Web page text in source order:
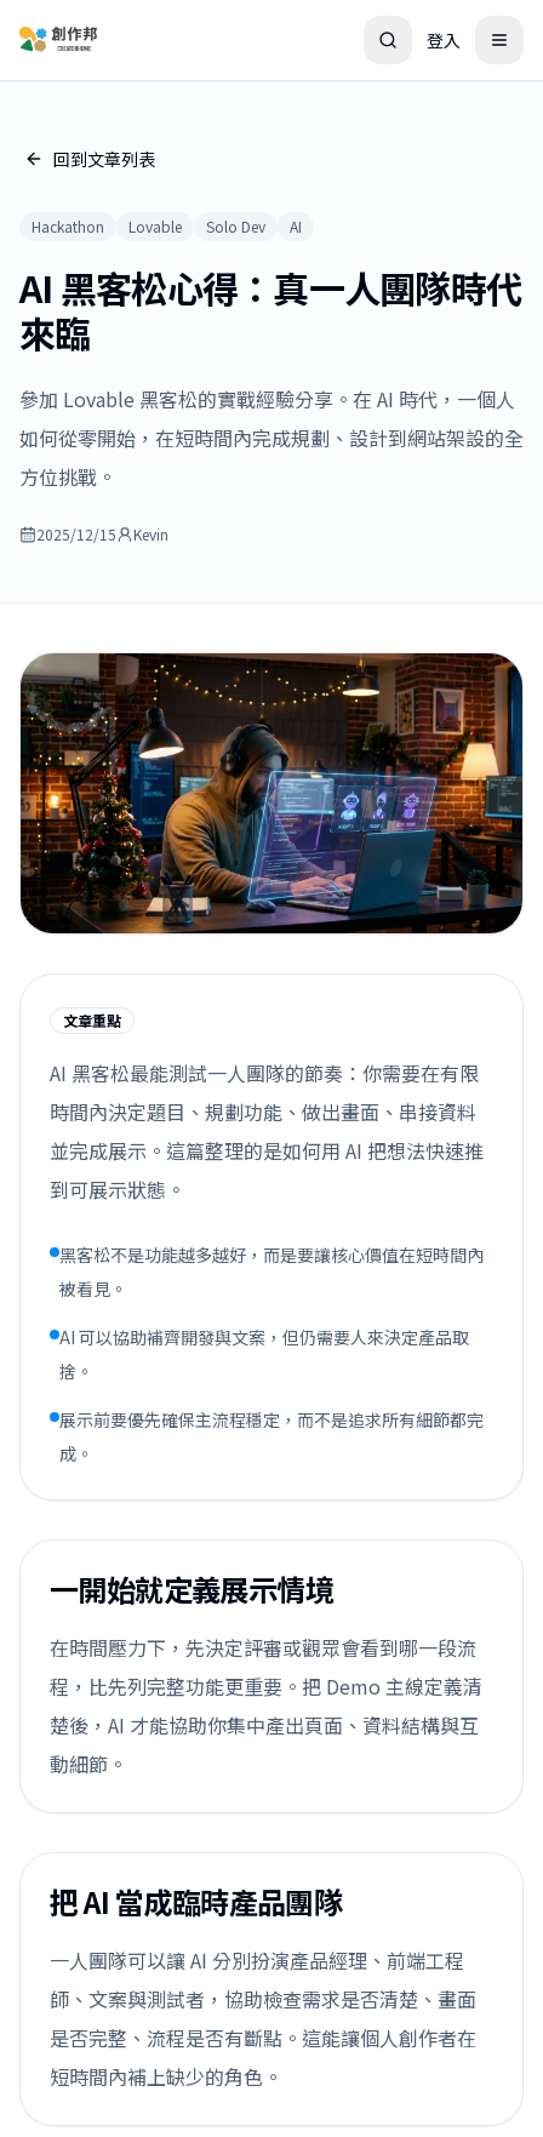
登入
回到文章列表
Hackathon Lovable Solo Dev AI
AI 黑客松心得：真一人團隊時代
來臨
參加 Lovable 黑客松的實戰經驗分享。在 AI 時代，一個人
如何從零開始，在短時間內完成規劃、設計到網站架設的全
方位挑戰。
2025/12/15 Kevin
文章重點
AI 黑客松最能測試一人團隊的節奏：你需要在有限
時間內決定題目、規劃功能、做出畫面、串接資料
並完成展示。這篇整理的是如何用 AI 把想法快速推
到可展示狀態。
黑客松不是功能越多越好，而是要讓核心價值在短時間內
被看見。
AI 可以協助補齊開發與文案，但仍需要人來決定產品取
捨。
展示前要優先確保主流程穩定，而不是追求所有細節都完
成。
一開始就定義展示情境
在時間壓力下，先決定評審或觀眾會看到哪一段流
程，比先列完整功能更重要。把 Demo 主線定義清
楚後，AI 才能協助你集中產出頁面、資料結構與互
動細節。
把 AI 當成臨時產品團隊
一人團隊可以讓 AI 分別扮演產品經理、前端工程
師、文案與測試者，協助檢查需求是否清楚、畫面
是否完整、流程是否有斷點。這能讓個人創作者在
短時間內補上缺少的角色。